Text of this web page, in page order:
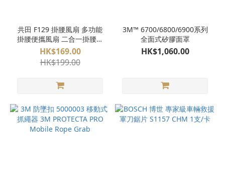
共田 F129 掛腰風扇 多功能
掛腰便攜風扇 二合一掛腰掛
頸式風扇 10M/S狂暴風速
2026 新版
HK$169.00
HK$199.00
3M™ 6700/6800/6900系列
全面式矽膠面罩
HK$1,060.00